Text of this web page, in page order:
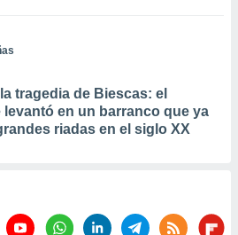
tragedia de Biescas: el
levantó en un barranco que ya
riadas en el siglo XX